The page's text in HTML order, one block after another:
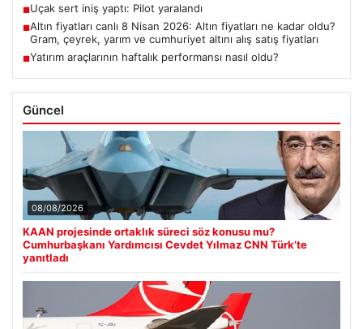
■Uçak sert iniş yaptı: Pilot yaralandı
■Altın fiyatları canlı 8 Nisan 2026: Altın fiyatları ne kadar oldu?
Gram, çeyrek, yarım ve cumhuriyet altını alış satış fiyatları
■Yatırım araçlarının haftalık performansı nasıl oldu?
Güncel
08/08/2026
KAAN projesinde ortaklık süreci söz konusu mu?
Cumhurbaşkanı Yardımcısı Cevdet Yılmaz CNN Türk’te
yanıtladı